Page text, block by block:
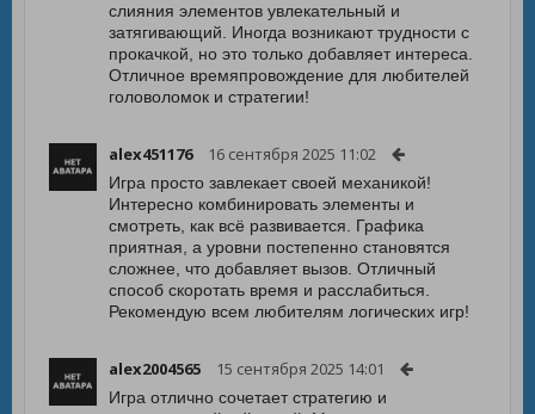
слияния элементов увлекательный и
затягивающий. Иногда возникают трудности с
прокачкой, но это только добавляет интереса.
Отличное времяпровождение для любителей
головоломок и стратегии!
alex451176 16 сентября 2025 11:02
Игра просто завлекает своей механикой!
Интересно комбинировать элементы и
смотреть, как всё развивается. Графика
приятная, а уровни постепенно становятся
сложнее, что добавляет вызов. Отличный
способ скоротать время и расслабиться.
Рекомендую всем любителям логических игр!
alex2004565 15 сентября 2025 14:01
Игра отлично сочетает стратегию и